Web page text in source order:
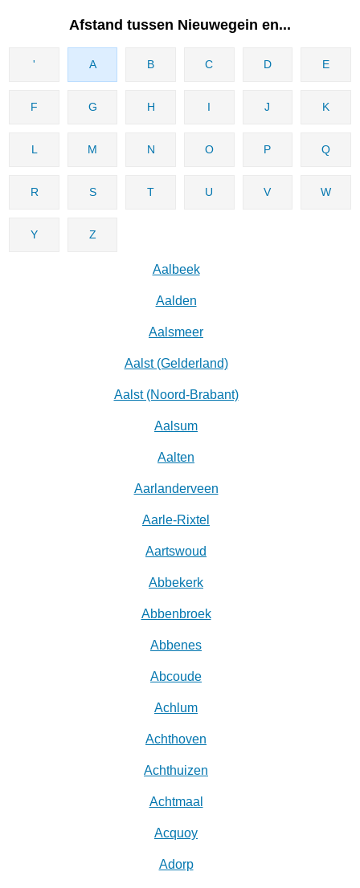
Afstand tussen Nieuwegein en...
' A B C D E
F G H I J K
L M N O P Q
R S T U V W
Y Z
Aalbeek
Aalden
Aalsmeer
Aalst (Gelderland)
Aalst (Noord-Brabant)
Aalsum
Aalten
Aarlanderveen
Aarle-Rixtel
Aartswoud
Abbekerk
Abbenbroek
Abbenes
Abcoude
Achlum
Achthoven
Achthuizen
Achtmaal
Acquoy
Adorp